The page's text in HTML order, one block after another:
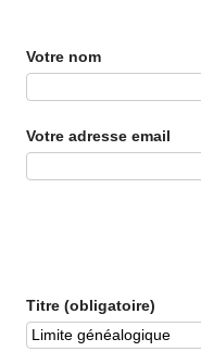
Votre nom
Votre adresse email
Titre (obligatoire)